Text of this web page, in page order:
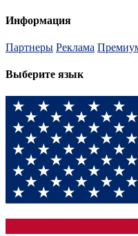
Информация
Партнеры Реклама
Выберите язык